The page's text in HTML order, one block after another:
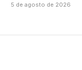
5 de agosto de 2026